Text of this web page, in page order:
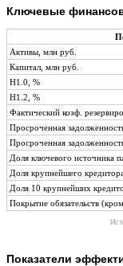
Ключевые
Активы, млн руб.
Капитал, млн руб.
Н1.0, %
Н1.2, %
Фактический коэф.
Просроченная
Просроченная
Доля ключевого источника
Доля крупнейшего
Доля 10 крупнейших
Покрытие обязательств
Показатели